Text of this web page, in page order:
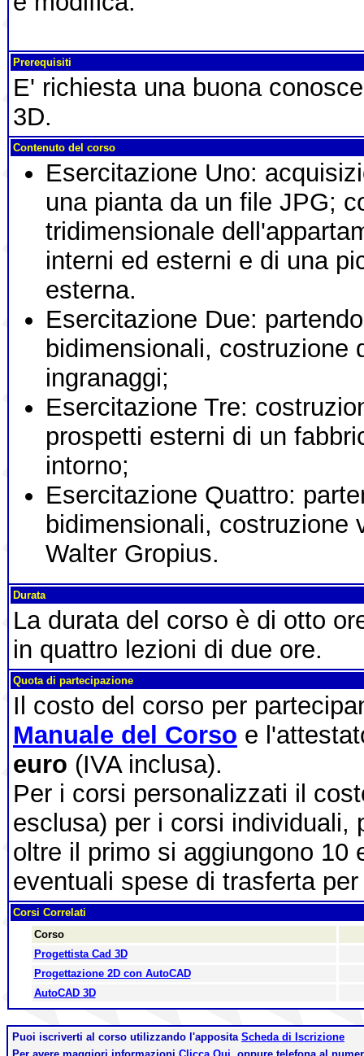
Prerequisiti
E' richiesta una buona
3D.
Contenuto del corso
Esercitazione Uno:
una pianta da un file JPG;
tridimensionale
interni ed esterni e di una
esterna.
Esercitazione Due:
bidimensionali, costruzione
ingranaggi;
Esercitazione Tre:
prospetti esterni di un
intorno;
Esercitazione Quattro:
bidimensionali, costruzione
Walter Gropius.
Durata
La durata del corso è di otto
in quattro lezioni di due ore.
Quota di partecipazione
Il costo del corso per
Manuale del Corso e
euro (IVA inclusa).
Per i corsi personalizzati il
esclusa) per i corsi individuali,
oltre il primo si aggiungono 10
eventuali spese di trasferta
Corsi Correlati
Corso
Progettista Cad 3D
Progettazione 2D con AutoCAD
AutoCAD 3D
Puoi iscriverti al corso utilizzando l'apposita Scheda di Iscrizione